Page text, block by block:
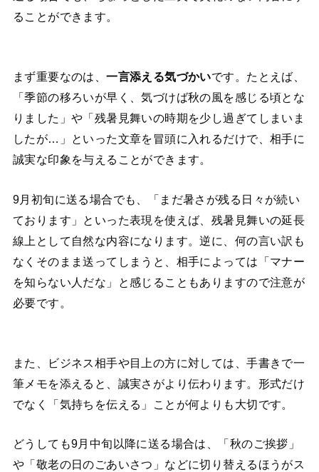
ることができます。
まず重要なのは、一言添える気づかいです。たとえば、
「季節の移ろいが早く、気づけば秋の風を感じる頃とな
りました」や「残暑見舞いの時期を少し過ぎてしまいま
したが…」といった文章を冒頭に入れるだけで、相手に
誠実な印象を与えることができます。
9月初旬に送る場合でも、「まだ暑さが残る日々が続い
ております」といった表現を使えば、残暑見舞いの延長
線上として自然な内容になります。逆に、何の言い訳も
なくそのまま送ってしまうと、相手によっては「マナー
を知らない人だな」と感じることもありますので注意が
必要です。
また、ビジネス相手や目上の方に対しては、手書きで一
筆メモを添えると、誠実さがより伝わります。形式だけ
でなく「気持ちを伝える」ことが何よりも大切です。
どうしても9月中旬以降に送る場合は、「秋のご挨拶」
や「敬老の日のごあいさつ」などに切り替えるほうがス